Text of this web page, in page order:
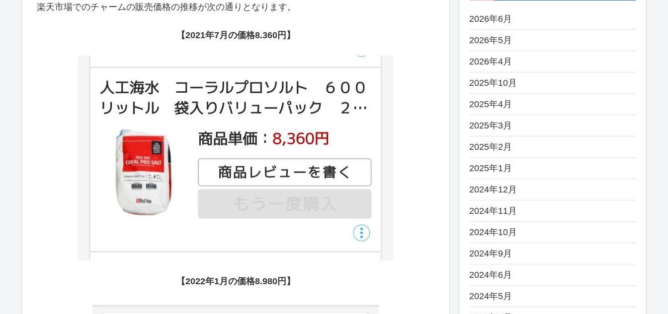
楽天市場でのチャームの販売価格の推移が次の通りとなります。
【2021年7月の価格8.360円】
【2022年1月の価格8.980円】
2026年6月
2026年5月
2026年4月
2025年10月
2025年4月
2025年3月
2025年2月
2025年1月
2024年12月
2024年11月
2024年10月
2024年9月
2024年6月
2024年5月